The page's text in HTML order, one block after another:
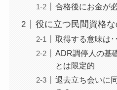
合格後にお金が
役に立つ民間資格な
取得する意味は･
ADR調停人の基
とは限定的
退去立ち会いに